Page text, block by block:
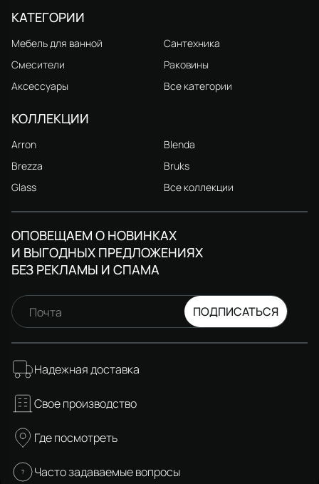
КАТЕГОРИИ
Мебель для ванной
Сантехника
Смесители
Раковины
Аксессуары
Все категории
КОЛЛЕКЦИИ
Arron
Blenda
Brezza
Bruks
Glass
Все коллекции
ОПОВЕЩАЕМ О НОВИНКАХ
И ВЫГОДНЫХ ПРЕДЛОЖЕНИЯХ
БЕЗ РЕКЛАМЫ И СПАМА
Почта ПОДПИСАТЬСЯ
Надежная доставка
Свое производство
Где посмотреть
Часто задаваемые вопросы